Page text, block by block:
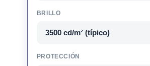
BRILLO
3500 cd/m² (típico)
PROTECCIÓN